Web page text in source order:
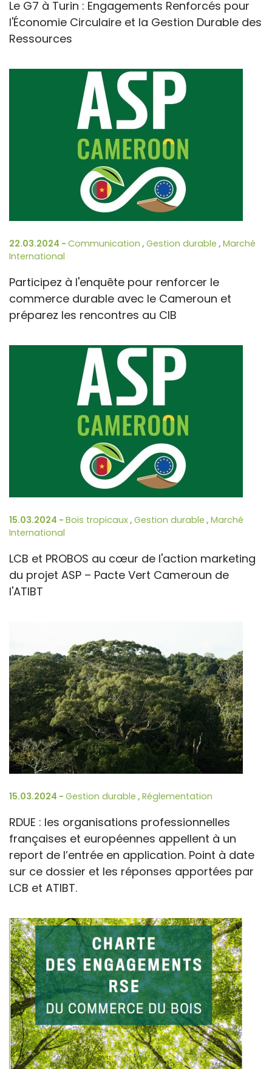
Le G7 à Turin : Engagements Renforcés pour
l'Économie Circulaire et la Gestion Durable des
Ressources
22.03.2024 - Communication , Gestion durable , Marché
International
Participez à l'enquête pour renforcer le
commerce durable avec le Cameroun et
préparez les rencontres au CIB
15.03.2024 - Bois tropicaux, Gestion durable , Marché
International
LCB et PROBOS au cœur de l'action marketing
du projet ASP – Pacte Vert Cameroun de
l'ATIBT
15.03.2024 - Gestion durable , Réglementation
RDUE : les organisations professionnelles
françaises et européennes appellent à un
report de l’entrée en application. Point à date
sur ce dossier et les réponses apportées par
LCB et ATIBT.